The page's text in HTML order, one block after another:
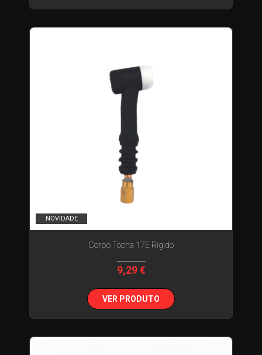
NOVIDADE
Corpo Tocha 17E Rígido
9,29 €
VER PRODUTO